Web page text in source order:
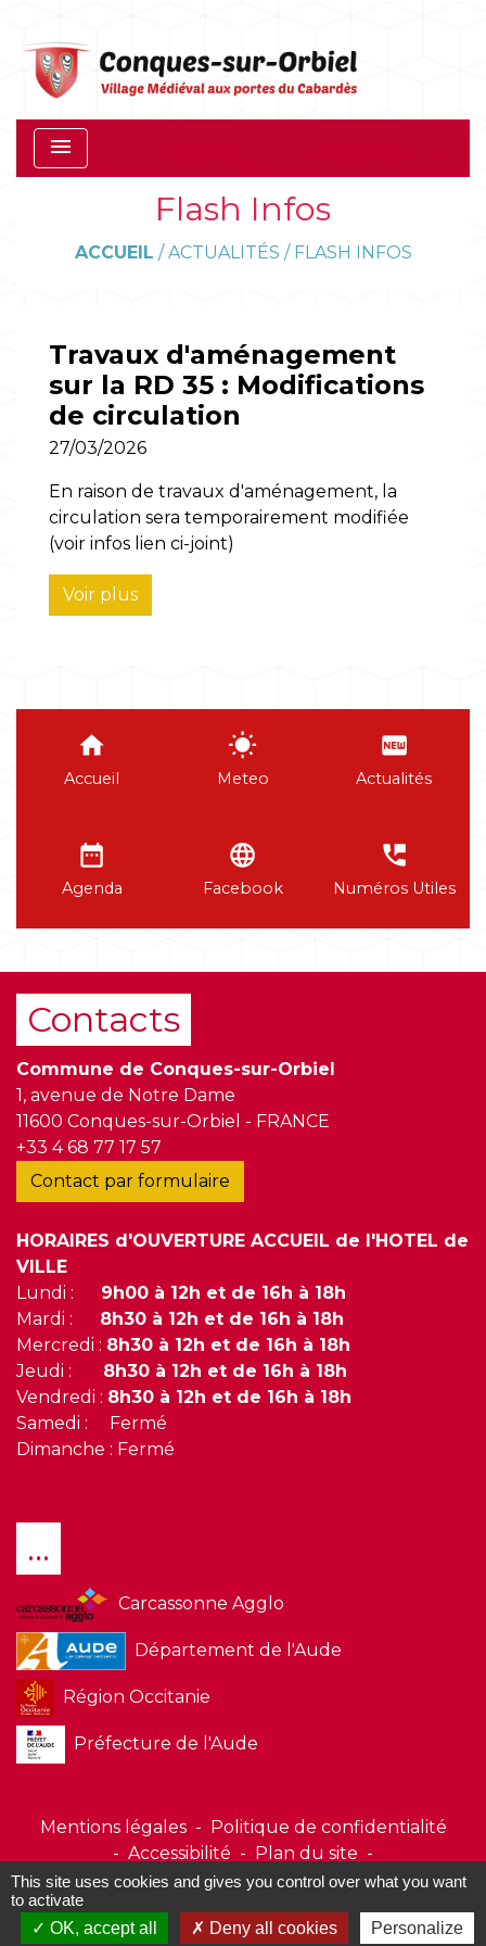
menu
Flash Infos
ACCUEIL /ACTUALITÉS / FLASH INFOS
Travaux d'aménagement
sur la RD 35 : Modifications
de circulation
27/03/2026
En raison de travaux d'aménagement, la
circulation sera temporairement modifiée
(voir infos lien ci-joint)
Voir plus
home
Accueil
wb_sunny
Meteo
fiber_new
Actualités
date_range
Agenda
language
Facebook
perm_phone_msg
Numéros Utiles
Contacts
Commune de Conques-sur-Orbiel
1, avenue de Notre Dame
11600 Conques-sur-Orbiel - FRANCE
+33 4 68 77 17 57
Contact par formulaire
HORAIRES d'OUVERTURE ACCUEIL de l'HOTEL de
VILLE
Lundi :
9h00 à 12h et de 16h à 18h
Mardi :
8h30 à 12h et de 16h à 18h
Mercredi : 8h30 à 12h et de 16h à 18h
Jeudi :
8h30 à 12h et de 16h à 18h
Vendredi : 8h30 à 12h et de 16h à 18h
Samedi : Fermé
Dimanche : Fermé
...
Carcassonne Agglo
Département de l'Aude
Région Occitanie
Préfecture de l'Aude
Mentions légales - Politique de confidentialité
- Accessibilité - Plan du site -
Gestion des cookies
Site créé en partenariat avec Réseau des Communes
This site uses cookies and gives you control over what you want
to activate
OK, accept all
Deny all cookies Personalize